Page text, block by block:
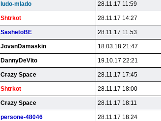
ludo-mlado 28.11.17 11:59
Shtrkot 28.11.17 14:27
SashetoBE 28.11.17 11:53
JovanDamaskin 18.03.18 21:47
DannyDeVito 19.10.17 22:21
Crazy Space 28.11.17 17:45
Shtrkot 28.11.17 18:00
Crazy Space 28.11.17 18:11
persone-48046 28.11.17 18:24